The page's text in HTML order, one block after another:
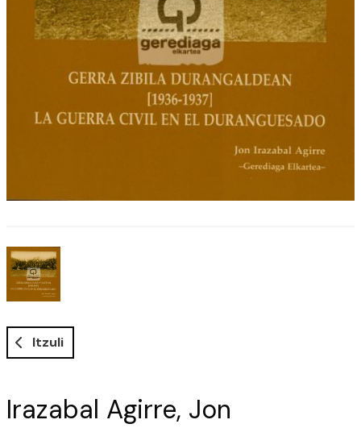
Itzuli
Irazabal Agirre, Jon